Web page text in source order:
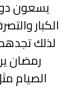
يسعون
الكبار
لذلك
رمضان
الصيام